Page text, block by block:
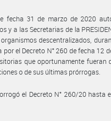
fecha 31 de marzo de 2020
y a las Secretarias de la
descentralizados,
el Decreto N° 260 de fecha 12
que oportunamente fueran
o de sus últimas prórrogas.
el Decreto N° 260/20 hasta